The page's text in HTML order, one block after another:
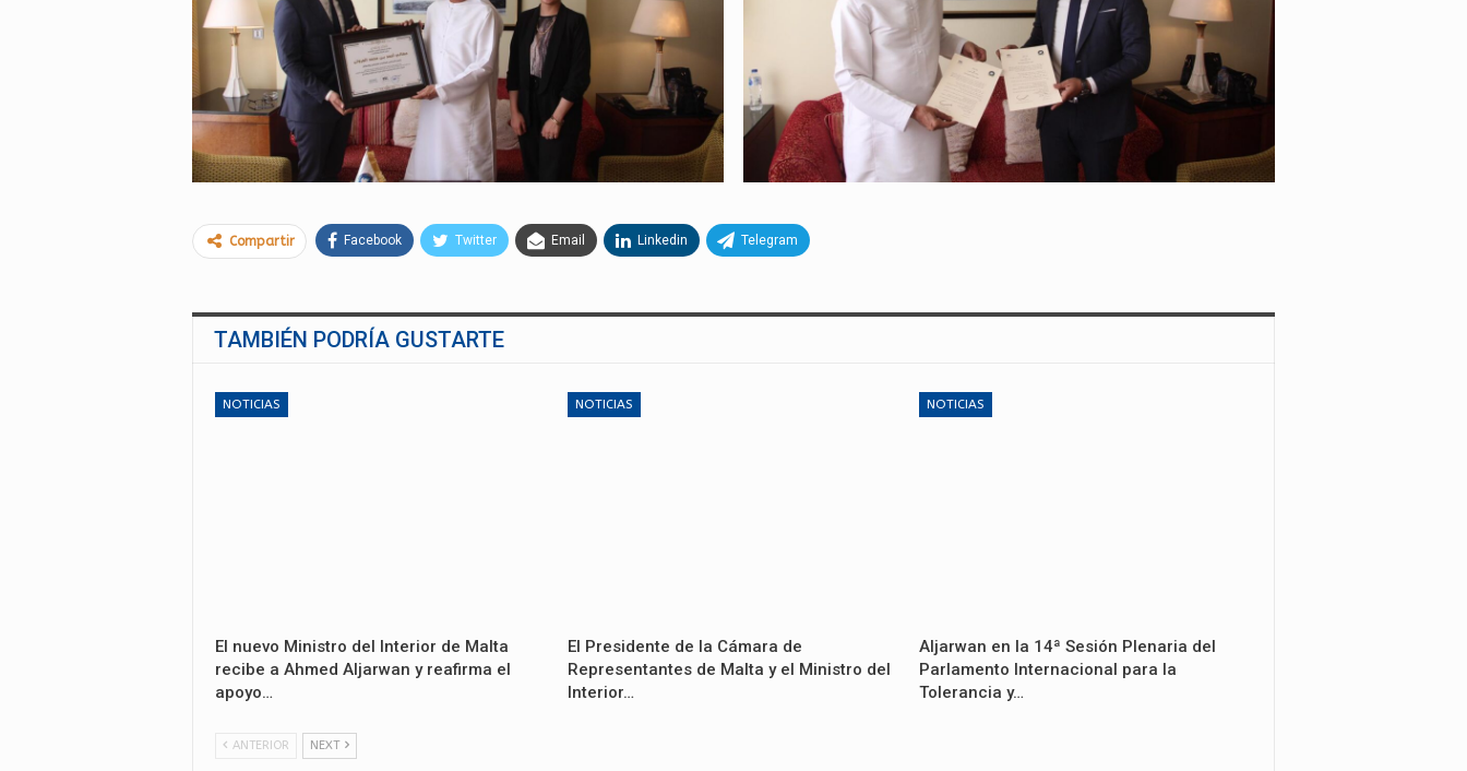
Compartir Facebook Twitter Email Linkedin Telegram
TAMBIÉN PODRÍA GUSTARTE
NOTICIAS
El nuevo Ministro del Interior de Malta
recibe a Ahmed Aljarwan y reafirma el
apoyo…
NOTICIAS
El Presidente de la Cámara de
Representantes de Malta y el Ministro del
Interior…
NOTICIAS
Aljarwan en la 14ª Sesión Plenaria del
Parlamento Internacional para la
Tolerancia y…
ANTERIOR NEXT